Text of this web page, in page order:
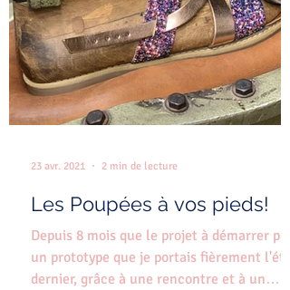
Les Poupées à vos pieds!
Depuis 8 mois que le projet à démarrer par
un prototype que je portais fièrement l'été
dernier, grâce à une rencontre et à un
23 avr. 2021 2 min de lecture